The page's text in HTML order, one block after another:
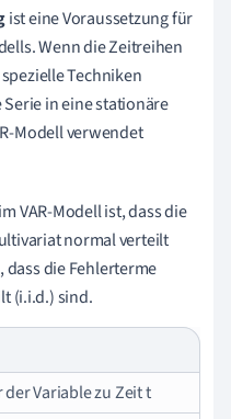
ist eine Voraussetzung für
Wenn die Zeitreihen
Techniken
in eine stationäre
Modell verwendet
VAR-Modell ist, dass die
normal verteilt
die Fehlerterme
(i.i.d.) sind.
Variable zu Zeit t